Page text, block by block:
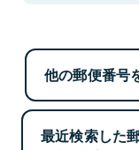
他の郵便番号
最近検索した